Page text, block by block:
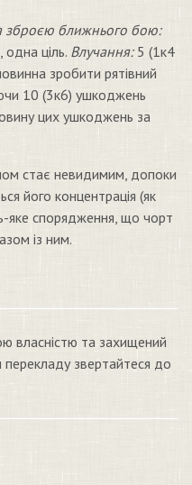
зброєю ближнього бою:
ціль. Влучання:5 (1к4
зробити рятівний
10 (3к6) ушкоджень
цих ушкоджень за
стає невидимим, допоки
його концентрація (як
яке спорядження, що чорт
із ним.
власністю та захищений
звертайтеся до